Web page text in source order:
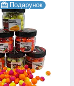
Подарунок